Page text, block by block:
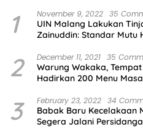
1 November 9, 2022 35
UIN Malang Lakukan
Zainuddin: Standar Mutu
2 December 11, 2021 35
Warung Wakaka,
Hadirkan 200 Menu
3 February 23, 2022 34
Babak Baru Kecelakaan
Segera Jalani